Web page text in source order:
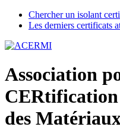
Chercher un isolant
Les derniers certificats
Association
CERtification
des M